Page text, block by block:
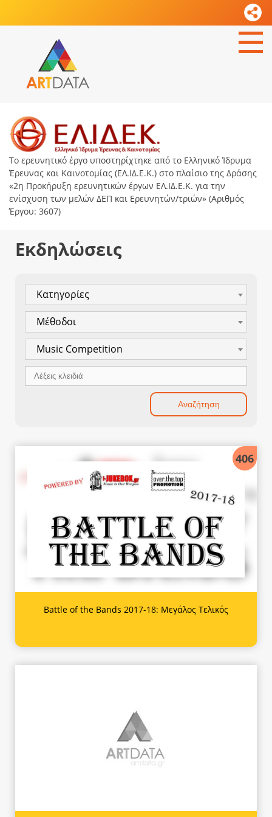
Το ερευνητικό έργο υποστηρίχτηκε από το Ελληνικό Ίδρυμα
Έρευνας και Καινοτομίας (ΕΛ.ΙΔ.Ε.Κ.) στο πλαίσιο της Δράσης
«2η Προκήρυξη ερευνητικών έργων ΕΛ.ΙΔ.Ε.Κ. για την
ενίσχυση των μελών ΔΕΠ και Ερευνητών/τριών» (Αριθμός
Έργου: 3607)
Εκδηλώσεις
Κατηγορίες
Μέθοδοι
Music Competition
406
Battle of the Bands 2017-18: Μεγάλος Τελικός